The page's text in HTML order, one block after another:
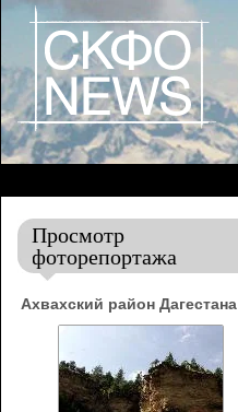
Просмотр
фоторепортажа
Ахвахский район Дагестана